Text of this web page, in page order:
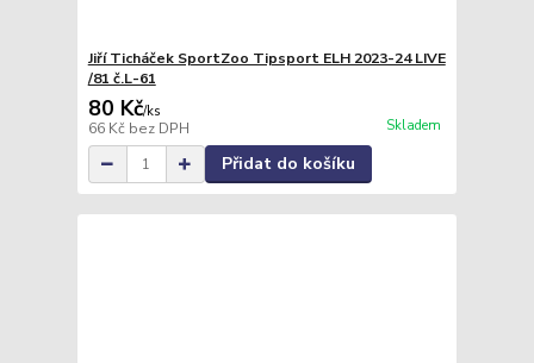
Jiří Ticháček SportZoo Tipsport ELH 2023-24 LIVE
/81 č.L-61
80 Kč/ks
66 Kč bez DPH Skladem
Přidat do košíku